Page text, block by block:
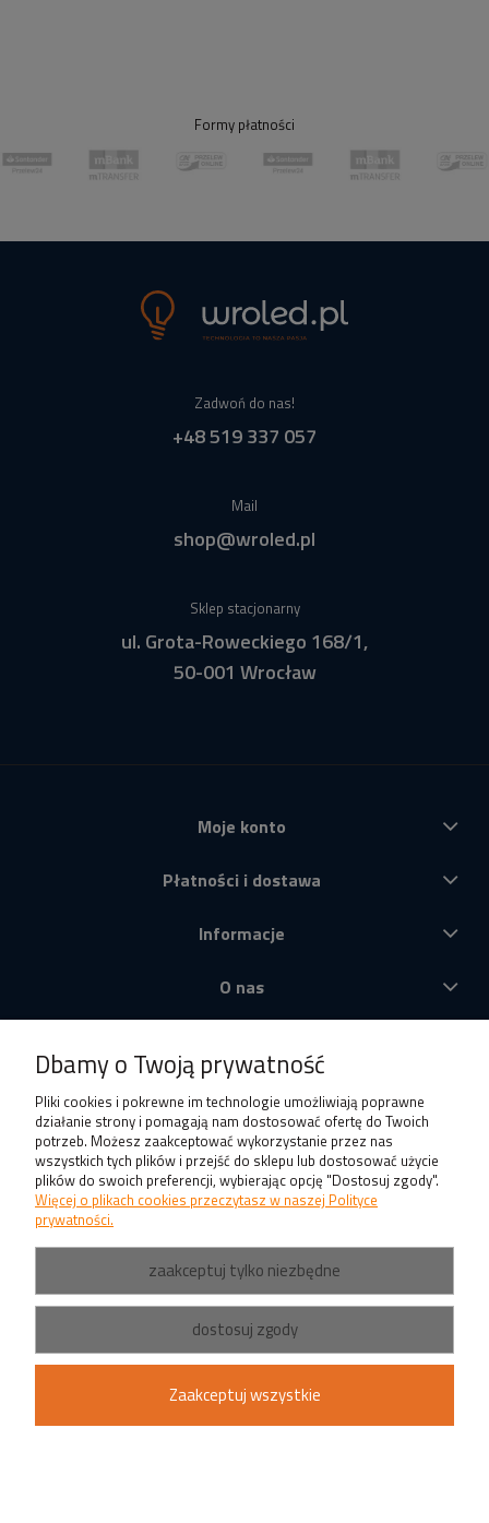
Formy płatności
Zadwoń do nas!
+48 519 337 057
Mail
shop@wroled.pl
Sklep stacjonarny
ul. Grota-Roweckiego 168/1,
50-001 Wrocław
Moje konto
Płatności i dostawa
Informacje
O nas
Dbamy o Twoją prywatność
Pliki cookies i pokrewne im technologie umożliwiają poprawne
działanie strony i pomagają nam dostosować ofertę do Twoich
potrzeb. Możesz zaakceptować wykorzystanie przez nas
wszystkich tych plików i przejść do sklepu lub dostosować użycie
plików do swoich preferencji, wybierając opcję "Dostosuj zgody".
Więcej o plikach cookies przeczytasz w naszej Polityce
prywatności.
zaakceptuj tylko niezbędne
dostosuj zgody
Zaakceptuj wszystkie